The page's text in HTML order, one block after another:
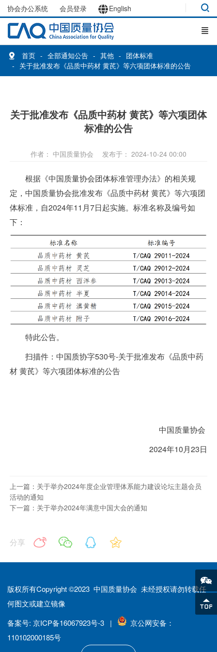
协会办公系统 会员登录 English
首页 全部通知公告 其他
团体标准
关于批准发布《品质中药材 黄芪》等六项团体标准的公告
关于批准发布《品质中药材 黄芪》等六项团体
标准的公告
作者： 中国质量协会 发布于： 2024-10-24 00:00
根据《中国质量协会团体标准管理办法》的相关规
定，中国质量协会批准发布《品质中药材 黄芪》等六项团
体标准，自2024年11月7日起实施。标准名称及编号如
下：
特此公告。
扫描件： 中国质协字530号-关于批准发布《品质中药
材 黄芪》等六项团体标准的公告
中国质量协会
2024年10月23日
上一篇：关于举办2024年度企业管理体系能力建设论坛主题会员
活动的通知
下一篇：关于举办2024年满意中国大会的通知
分享
版权所有Copyright ©2023 中国质量协会 未经授权请勿转载任
何图文或建立镜像
备案号: 京ICP备16067923号-3 |
京公网安备：
110102000185号